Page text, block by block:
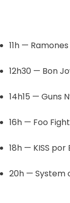
11h —
12h30 — Bon
14h15 — Guns
16h — Foo
18h — KISS por
20h — System